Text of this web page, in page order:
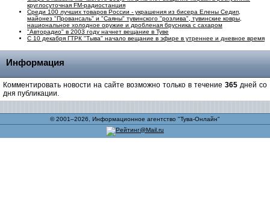
круглосуточная FM-радиостанция
Среди 100 лучших товаров России - украшения из бисера Елены Седип,
майонез "Провансаль" и "Саяны" тувинского "розлива", тувинские ковры,
национальное холодное оружие и дробленая брусника с сахаром
"Авторадио" в 2003 году начнет вещание в Туве
С 10 декабря ГТРК "Тыва" начало вещание в эфире в утреннее и дневное время
Информация
Комментировать новости на сайте возможно только в течение 365 дней со
дня публикации.
© 2001–2026, Информационное агентство "Тува-Онлайн"